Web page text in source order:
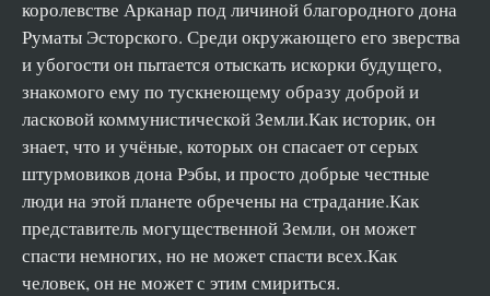
Trudno_Byt_Bogom_030
Trudno_Byt_Bogom_031
Trudno_Byt_Bogom_033
Trudno_Byt_Bogom_034
Trudno_Byt_Bogom_035
Trudno_Byt_Bogom_037
Trudno_Byt_Bogom_038
королевстве Арканар под личиной благородного дона
Руматы Эсторского. Среди окружающего его зверства
и убогости он пытается отыскать искорки будущего,
знакомого ему по тускнеющему образу доброй и
ласковой коммунистической Земли.Как историк, он
знает, что и учёные, которых он спасает от серых
штурмовиков дона Рэбы, и просто добрые честные
люди на этой планете обречены на страдание.Как
представитель могущественной Земли, он может
спасти немногих, но не может спасти всех.Как
человек, он не может с этим смириться.